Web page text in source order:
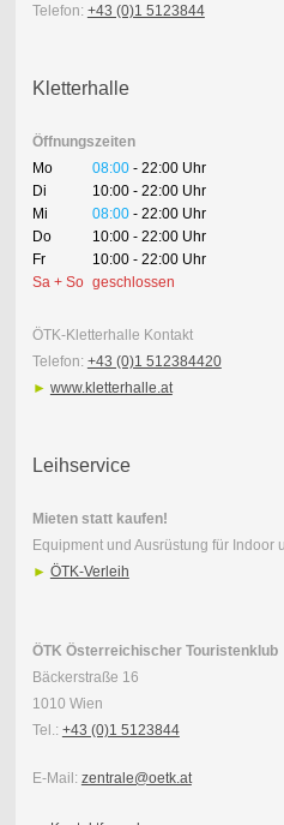
Telefon: +43 (0)1 5123844
Kletterhalle
Öffnungszeiten
Mo
08:00 - 22:00 Uhr
Di
10:00 - 22:00 Uhr
Mi
08:00 - 22:00 Uhr
Do
10:00 - 22:00 Uhr
Fr
10:00 - 22:00 Uhr
Sa + So geschlossen
ÖTK-Kletterhalle Kontakt
Telefon: +43 (0)1 512384420
► www.kletterhalle.at
Leihservice
Mieten statt kaufen!
Equipment und Ausrüstung für Indoor
► ÖTK-Verleih
ÖTK Österreichischer Touristenklub
Bäckerstraße 16
1010 Wien
Tel.: +43 (0)1 5123844
E-Mail: zentrale@oetk.at